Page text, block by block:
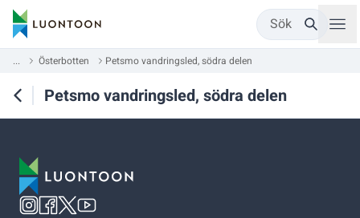
Sök
... Österbotten Petsmo vandringsled, södra delen
Petsmo vandringsled, södra delen